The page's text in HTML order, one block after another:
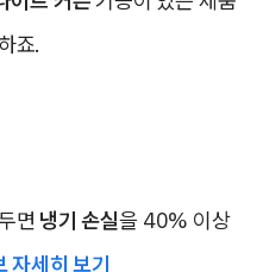
죠.
면 냉기 손실을 40% 이상
자세히 보기